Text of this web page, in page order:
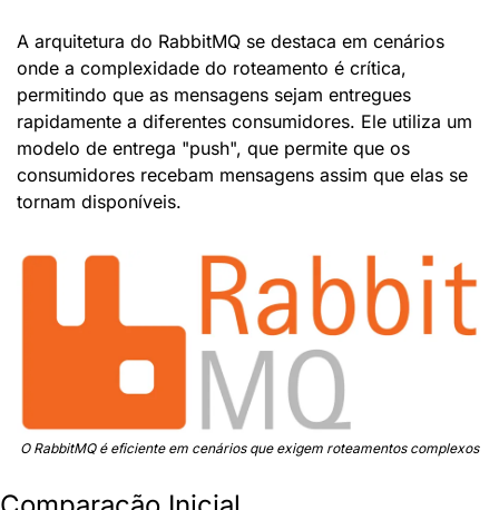
A arquitetura do RabbitMQ se destaca em cenários
onde a complexidade do roteamento é crítica,
permitindo que as mensagens sejam entregues
rapidamente a diferentes consumidores. Ele utiliza um
modelo de entrega "push", que permite que os
consumidores recebam mensagens assim que elas se
tornam disponíveis.
O RabbitMQ é eficiente em cenários que exigem roteamentos complexos